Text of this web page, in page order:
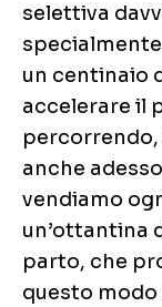
selettiva
un centinaio
accelerare il
anche
vendiamo
un’ottantina
parto, che
questo